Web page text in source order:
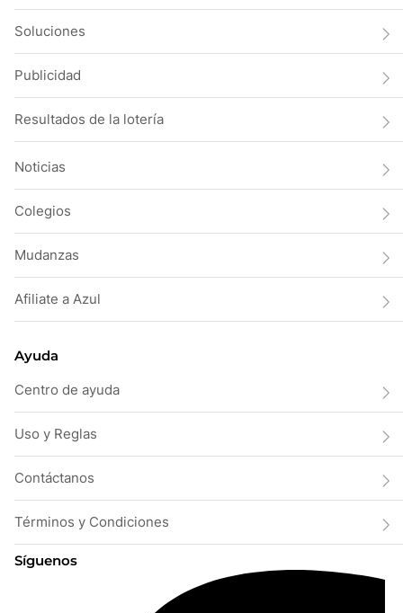
Soluciones
Publicidad
Resultados de la lotería
Noticias
Colegios
Mudanzas
Afiliate a Azul
Ayuda
Centro de ayuda
Uso y Reglas
Contáctanos
Términos y Condiciones
Síguenos